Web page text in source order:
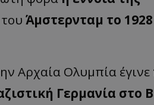
Άμστερνταμ το 1928
Αρχαία Ολυμπία έγινε
Γερμανία στο